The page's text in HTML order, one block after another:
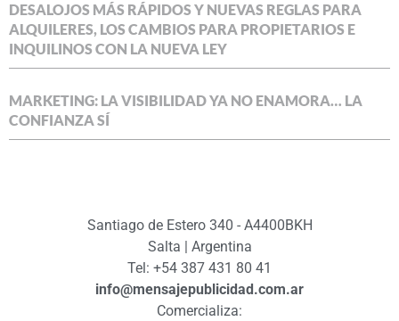
DESALOJOS MÁS RÁPIDOS Y NUEVAS REGLAS PARA
ALQUILERES, LOS CAMBIOS PARA PROPIETARIOS E
INQUILINOS CON LA NUEVA LEY
MARKETING: LA VISIBILIDAD YA NO ENAMORA… LA
CONFIANZA SÍ
Santiago de Estero 340 - A4400BKH
Salta | Argentina
Tel: +54 387 431 80 41
info@mensajepublicidad.com.ar
Comercializa: